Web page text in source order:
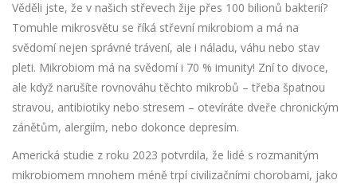
Věděli jste, že v našich střevech žije přes 100 bilionů bakterií?
Tomuhle mikrosvětu se říká střevní mikrobiom a má na
svědomí nejen správné trávení, ale i náladu, váhu nebo stav
pleti. Mikrobiom má na svědomí i 70 % imunity! Zní to divoce,
ale když narušíte rovnováhu těchto mikrobů – třeba špatnou
stravou, antibiotiky nebo stresem – otevíráte dveře chronickým
zánětům, alergiím, nebo dokonce depresím.
Americká studie z roku 2023 potvrdila, že lidé s rozmanitým
mikrobiomem mnohem méně trpí civilizačními chorobami, jako